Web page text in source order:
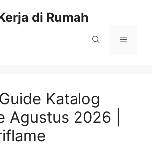
di Rumah
Katalog
Agustus 2026 |